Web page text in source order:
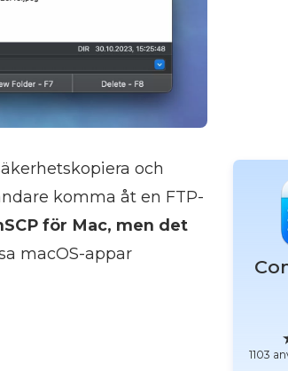
och
komma åt en FTP-
för Mac, men det
macOS-appar
1103